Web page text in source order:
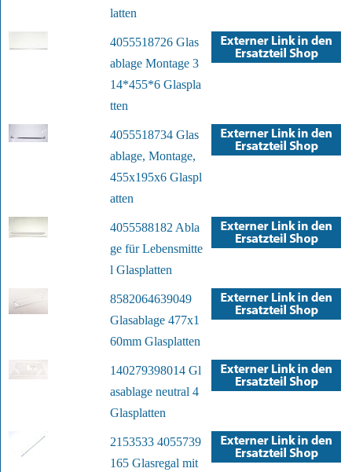
latten
4055518726 Glas
ablage Montage 3
14*455*6 Glaspla
tten
4055518734 Glas
ablage, Montage,
455x195x6 Glaspl
atten
4055588182 Abla
ge für Lebensmitte
l Glasplatten
8582064639049
Glasablage 477x1
60mm Glasplatten
140279398014 Gl
asablage neutral 4
Glasplatten
2153533 4055739
165 Glasregal mit